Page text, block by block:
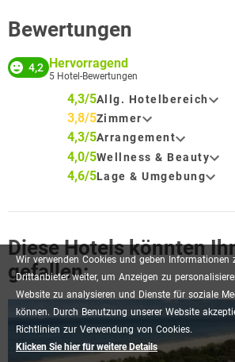
Wir verwenden Cookies und geben Informationen
Drittanbieter weiter, um Anzeigen zu
Website zu analysieren und Dienste für soziale
können. Durch Benutzung unserer Website
Richtlinien zur Verwendung von Cookies.
Klicken Sie hier für weitere Details
Bewertungen
4,2 Hervorragend
5 Hotel-Bewertungen
4,3/5Allg. Hotelbereich
3,8/5Zimmer
4,3/5Arrangement
4,0/5Wellness & Beauty
4,6/5Lage & Umgebung
Diese Hotels könnten
gefallen: